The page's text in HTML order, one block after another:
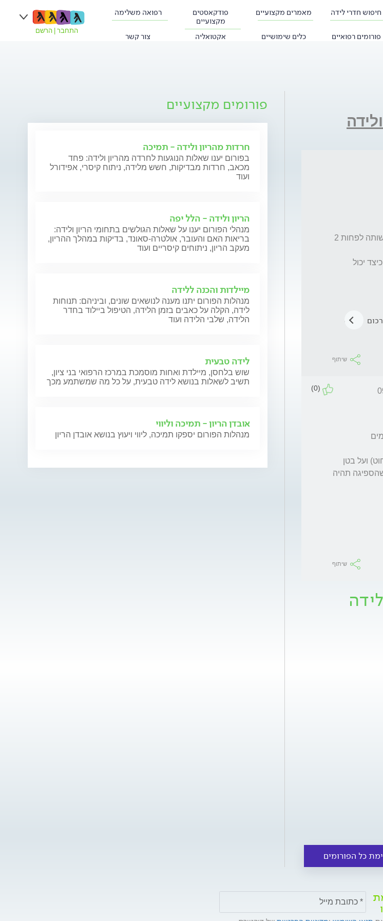
חיפוש חדרי לידה מאמרים מקצועיים
פודקאסטים
מקצועיים
רפואה משלימה
פורומים רפואיים כלים שימושיים אקטואליה צור קשר
התחבר הרשם
ויטמין e
שיתוף
(0)
שיתוף
כל הפורומים
פורומים מקצועיים
חרדות מהריון ולידה - תמיכה
בפורום יענו שאלות הנוגעות לחרדה מהריון ולידה: פחד
מכאב, חרדות מבדיקות, חשש מלידה, ניתוח קיסרי, אפידורל
ועוד
הריון ולידה - הלל יפה
מנהלי הפורום יענו על שאלות הגולשים בתחומי הריון ולידה:
בריאות האם והעובר, אולטרה-סאונד, בדיקות במהלך ההריון,
מעקב הריון, ניתוחים קיסריים ועוד
מיילדות והכנה ללידה
מנהלות הפורום יתנו מענה לנושאים שונים, וביניהם: תנוחות
לידה, הקלה על כאבים בזמן הלידה, הטיפול ביילוד בחדר
הלידה, שלבי הלידה ועוד
לידה טבעית
שוש בלחסן, מיילדת ואחות מוסמכת במרכז הרפואי בני ציון,
תשיב לשאלות בנושא לידה טבעית, על כל מה שמשתמע מכך
אובדן הריון - תמיכה וליווי
מנהלות הפורום יספקו תמיכה, ליווי ויעוץ בנושא אובדן הריון